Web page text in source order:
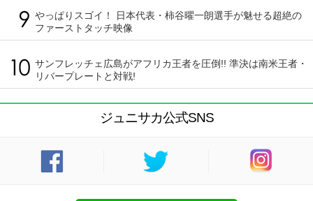
やっぱりスゴイ！ 日本代表・柿谷曜一朗選手が魅せる超絶の
ファーストタッチ映像
サンフレッチェ広島がアフリカ王者を圧倒!! 準決は南米王者・
リバープレートと対戦!
ジュニサカ公式SNS